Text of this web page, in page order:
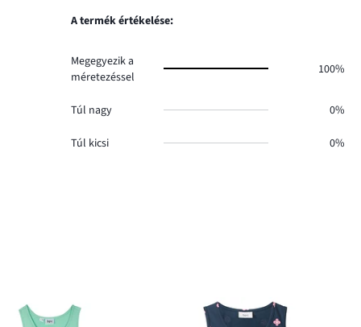
0.száma
A termék értékelése:
Megegyezik a
méretezéssel
100%
Túl nagy 0%
Túl kicsi 0%